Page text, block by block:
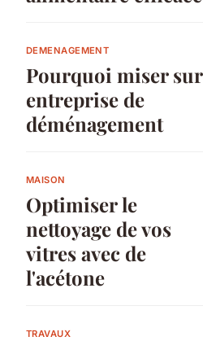
DEMENAGEMENT
Pourquoi miser sur
entreprise de
déménagement
MAISON
Optimiser le
nettoyage de vos
vitres avec de
l'acétone
TRAVAUX